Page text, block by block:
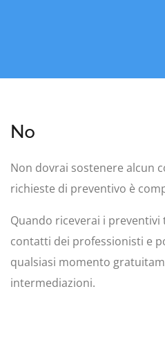
No
Non dovrai sostenere alcun
richieste di preventivo è
Quando riceverai i
contatti dei professionisti e
qualsiasi momento
intermediazioni.